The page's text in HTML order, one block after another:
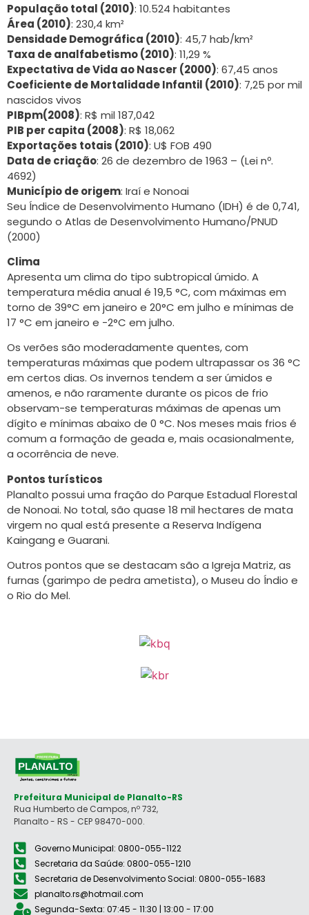
População total (2010): 10.524 habitantes
Área (2010): 230,4 km²
Densidade Demográfica (2010): 45,7 hab/km²
Taxa de analfabetismo (2010): 11,29 %
Expectativa de Vida ao Nascer (2000): 67,45 anos
Coeficiente de Mortalidade Infantil (2010): 7,25 por mil
nascidos vivos
PIBpm(2008): R$ mil 187,042
PIB per capita (2008): R$ 18,062
Exportações totais (2010): U$ FOB 490
Data de criação: 26 de dezembro de 1963 – (Lei nº.
4692)
Município de origem: Iraí e Nonoai
Seu Índice de Desenvolvimento Humano (IDH) é de 0,741,
segundo o Atlas de Desenvolvimento Humano/PNUD
(2000)
Clima
Apresenta um clima do tipo subtropical úmido. A
temperatura média anual é 19,5 °C, com máximas em
torno de 39°C em janeiro e 20°C em julho e mínimas de
17 °C em janeiro e -2°C em julho.
Os verões são moderadamente quentes, com
temperaturas máximas que podem ultrapassar os 36 °C
em certos dias. Os invernos tendem a ser úmidos e
amenos, e não raramente durante os picos de frio
observam-se temperaturas máximas de apenas um
dígito e mínimas abaixo de 0 °C. Nos meses mais frios é
comum a formação de geada e, mais ocasionalmente,
a ocorrência de neve.
Pontos turísticos
Planalto possui uma fração do Parque Estadual Florestal
de Nonoai. No total, são quase 18 mil hectares de mata
virgem no qual está presente a Reserva Indígena
Kaingang e Guarani.
Outros pontos que se destacam são a Igreja Matriz, as
furnas (garimpo de pedra ametista), o Museu do Índio e
o Rio do Mel.
Prefeitura Municipal de Planalto-RS
Rua Humberto de Campos, nº 732,
Planalto - RS - CEP 98470-000.
Governo Municipal: 0800-055-1122
Secretaria da Saúde: 0800-055-1210
Secretaria de Desenvolvimento Social: 0800-055-1683
planalto.rs@hotmail.com
Segunda-Sexta: 07:45 - 11:30 | 13:00 - 17:00